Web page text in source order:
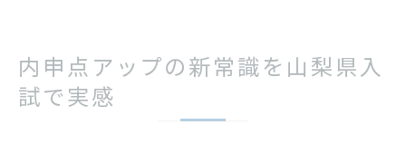
内申点アップのために活用したい自己分析
法
内申点アップの新常識を山梨県入
試で実感